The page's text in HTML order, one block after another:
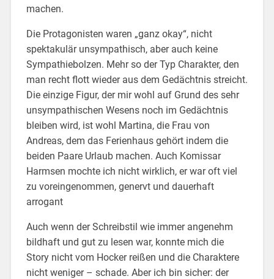
machen.
Die Protagonisten waren „ganz okay“, nicht
spektakulär unsympathisch, aber auch keine
Sympathiebolzen. Mehr so der Typ Charakter, den
man recht flott wieder aus dem Gedächtnis streicht.
Die einzige Figur, der mir wohl auf Grund des sehr
unsympathischen Wesens noch im Gedächtnis
bleiben wird, ist wohl Martina, die Frau von
Andreas, dem das Ferienhaus gehört indem die
beiden Paare Urlaub machen. Auch Komissar
Harmsen mochte ich nicht wirklich, er war oft viel
zu voreingenommen, genervt und dauerhaft
arrogant
Auch wenn der Schreibstil wie immer angenehm
bildhaft und gut zu lesen war, konnte mich die
Story nicht vom Hocker reißen und die Charaktere
nicht weniger – schade. Aber ich bin sicher: der